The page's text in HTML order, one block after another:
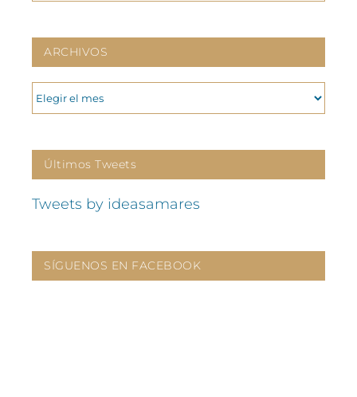
ARCHIVOS
ARCHIVOS
Últimos Tweets
Tweets by ideasamares
SÍGUENOS EN FACEBOOK